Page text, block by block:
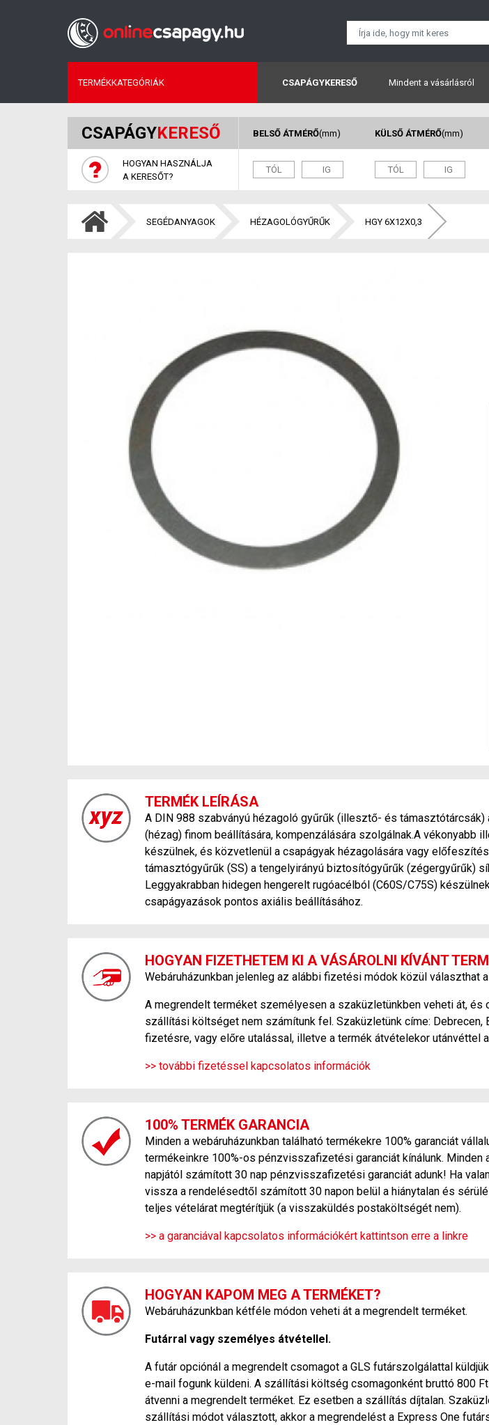
TERMÉKKATEGÓRIÁK CSAPÁGYKERESŐ Mindent a vásárlásról
CSAPÁGYKERESŐ
HOGYAN HASZNÁLJA
A KERESŐT?
BELSŐ ÁTMÉRŐ(mm) KÜLSŐ ÁTMÉRŐ(mm)
SEGÉDANYAGOK HÉZAGOLÓGYŰRŰK HGY 6X12X0,3
TERMÉK LEÍRÁSA
A DIN 988 szabványú hézagoló gyűrűk (illesztő- és
(hézag) finom beállítására, kompenzálására szolgálnak.A
készülnek, és közvetlenül a csapágyak hézagolására vagy
támasztógyűrűk (SS) a tengelyirányú biztosítógyűrűk (zégergyűrűk)
Leggyakrabban hidegen hengerelt rugóacélból (C60S/C75S)
csapágyazások pontos axiális beállításához.
HOGYAN FIZETHETEM KI A VÁSÁROLNI KÍVÁNT
Webáruházunkban jelenleg az alábbi fizetési módok közül
A megrendelt terméket személyesen a szaküzletünkben veheti át,
szállítási költséget nem számítunk fel. Szaküzletünk címe: Debrecen,
fizetésre, vagy előre utalással, illetve a termék átvételekor utánvéttel
>> további fizetéssel kapcsolatos információk
100% TERMÉK GARANCIA
Minden a webáruházunkban található termékekre 100% garanciát
termékeinkre 100%-os pénzvisszafizetési garanciát kínálunk.
napjától számított 30 nap pénzvisszafizetési garanciát adunk! Ha
vissza a rendelésedtől számított 30 napon belül a hiánytalan és
teljes vételárat megtérítjük (a visszaküldés postaköltségét nem).
>> a garanciával kapcsolatos információkért kattintson erre a linkre
HOGYAN KAPOM MEG A TERMÉKET?
Webáruházunkban kétféle módon veheti át a megrendelt terméket.
Futárral vagy személyes átvétellel.
A futár opciónál a megrendelt csomagot a GLS futárszolgálattal
e-mail fogunk küldeni. A szállítási költség csomagonként bruttó 800
átvenni a megrendelt terméket. Ez esetben a szállítás díjtalan.
szállítási módot választott, akkor a megrendelést a Express One